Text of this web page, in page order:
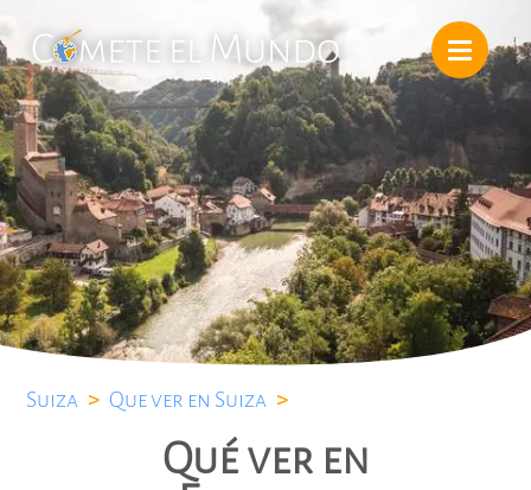
Suiza > Que ver en Suiza >
Qué ver en